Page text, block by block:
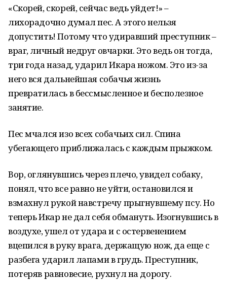
«Скорей, скорей, сейчас ведь уйдет!» –
лихорадочно думал пес. А этого нельзя
допустить! Потому что удиравший преступник –
враг, личный недруг овчарки. Это ведь он тогда,
три года назад, ударил Икара ножом. Это из-за
него вся дальнейшая собачья жизнь
превратилась в бессмысленное и бесполезное
занятие.
Пес мчался изо всех собачьих сил. Спина
убегающего приближалась с каждым прыжком.
Вор, оглянувшись через плечо, увидел собаку,
понял, что все равно не уйти, остановился и
взмахнул рукой навстречу прыгнувшему псу. Но
теперь Икар не дал себя обмануть. Изогнувшись в
воздухе, ушел от удара и с остервенением
вцепился в руку врага, держащую нож, да еще с
разбега ударил лапами в грудь. Преступник,
потеряв равновесие, рухнул на дорогу.